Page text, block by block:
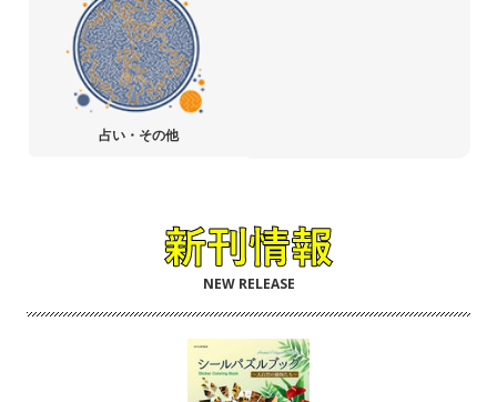
占い・その他
NEW RELEASE